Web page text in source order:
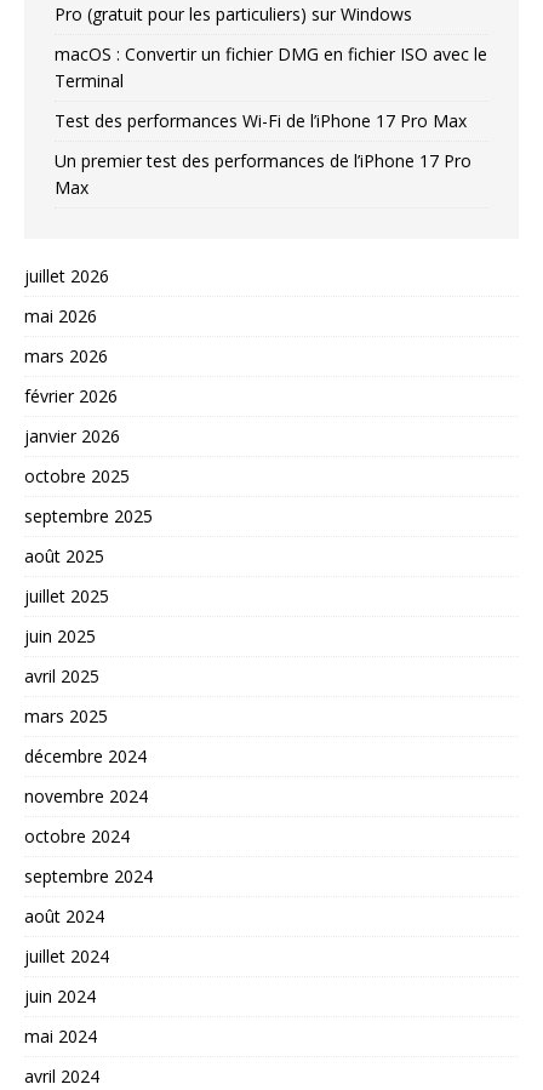
Pro (gratuit pour les particuliers) sur Windows
macOS : Convertir un fichier DMG en fichier ISO avec le
Terminal
Test des performances Wi-Fi de l’iPhone 17 Pro Max
Un premier test des performances de l’iPhone 17 Pro
Max
juillet 2026
mai 2026
mars 2026
février 2026
janvier 2026
octobre 2025
septembre 2025
août 2025
juillet 2025
juin 2025
avril 2025
mars 2025
décembre 2024
novembre 2024
octobre 2024
septembre 2024
août 2024
juillet 2024
juin 2024
mai 2024
avril 2024